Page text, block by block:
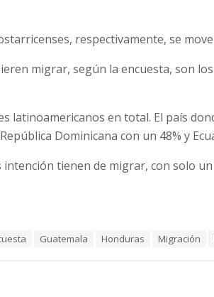
respectivamente, se
migrar, según la encuesta, son
latinoamericanos en total. El país
Dominicana con un 48% y
tienen de migrar, con solo
Guatemala Honduras Migración